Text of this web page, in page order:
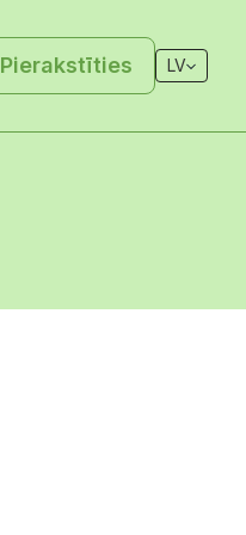
Pierakstīties LV